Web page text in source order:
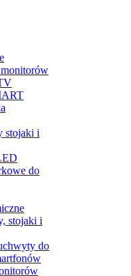
stojaki i
do
stojaki i
do